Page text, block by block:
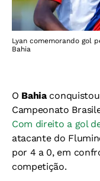
Lyan comemorando gol
Bahia
O Bahia
Campeonato
Com direito a gol
atacante do
por 4 a 0, em
competição.